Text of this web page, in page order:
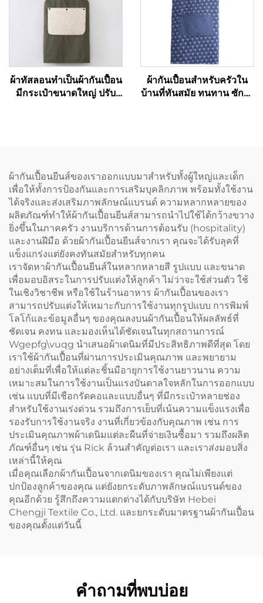
การทำความสะอาด
ผ้าทัสลอนทำเป็นผ้ากันเปื้อน
มีกระเป๋าขนาดใหญ่ ปรับ
ผ้ากันเปื้อนสำหรับครัวใน
บ้านที่ทันสมัย ทนทาน ซักได้
ผ้ากันเปื้อนยีนส์ของเราออกแบบมาสำหรับทั้งผู้ใหญ่และเด็ก
เพื่อให้ทั้งการป้องกันและการเสริมบุคลิกภาพ พร้อมทั้งใช้งาน
ได้จริงและส่งเสริมภาพลักษณ์แบรนด์ ความหลากหลายของ
ผลิตภัณฑ์ทำให้ผ้ากันเปื้อนยีนส์สามารถนำไปใช้ได้กว้างขวาง
ยิ่งขึ้นในภาคครัว งานบริการด้านการต้อนรับ (hospitality)
และงานฝีมือ ด้วยผ้ากันเปื้อนยีนส์จากเรา คุณจะได้รับลุคที่
แข็งแกร่งแต่ยังคงทันสมัยสำหรับทุกคน
เราจัดหาผ้ากันเปื้อนยีนส์ในหลากหลายสี รูปแบบ และขนาด
เพื่อมอบอิสระในการปรับแต่งให้ลูกค้า ไม่ว่าจะใช้ส่วนตัว ใช้
ในเชิงวิชาชีพ หรือใช้ในร้านอาหาร ผ้ากันเปื้อนของเรา
สามารถปรับแต่งให้เหมาะกับการใช้งานทุกรูปแบบ การพิมพ์
โลโก้และข้อมูลอื่นๆ ของคุณลงบนผ้ากันเปื้อนให้ผลลัพธ์ที่
ชัดเจน คงทน และมองเห็นได้ชัดเจนในทุกสถานการณ์
Wgepfg\vuqg นำเสนอผ้าเดนิมที่มีประสิทธิภาพดีที่สุด โดย
เราใช้ผ้ากันเปื้อนที่ผ่านการประเมินคุณภาพ และพยายาม
อย่างเต็มที่เพื่อให้แต่ละชิ้นมีอายุการใช้งานยาวนาน ความ
เหมาะสมในการใช้งานเป็นแรงบันดาลใจหลักในการออกแบบ
เช่น แบบที่มีเชือกรัดคอและแบบอื่นๆ ที่มีกระเป๋าหลายช่อง
สำหรับใช้งานเร่งด่วน รวมถึงการเย็บที่เน้นความแข็งแรงเพื่อ
รองรับการใช้งานจริง งานที่เกี่ยวข้องกับคุณภาพ เช่น การ
ประเมินคุณภาพผ้าเดนิมแต่ละผืนที่จ่ายเงินซื้อมา รวมถึงผลิต
ภัณฑ์อื่นๆ เช่น รุ่น Rick ล้วนสำคัญต่อเรา และเราส่งมอบสิ่ง
เหล่านี้ให้คุณ
เมื่อคุณเลือกผ้ากันเปื้อนจากเดนิมของเรา คุณไม่เพียงแต่
ปกป้องลูกค้าของคุณ แต่ยังยกระดับภาพลักษณ์แบรนด์ของ
คุณอีกด้วย รู้สึกถึงความแตกต่างได้กับบริษัท Hebei
Chengji Textile Co., Ltd. และยกระดับมาตรฐานผ้ากันเปื้อน
ของคุณตั้งแต่วันนี้
คำถามที่พบบ่อย